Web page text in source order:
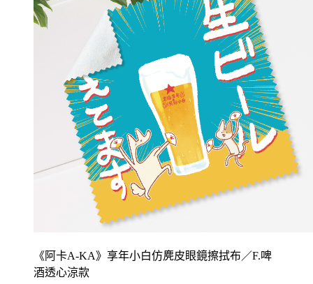
《阿卡A-KA》享年小白仿麂皮眼鏡擦拭布／F.啤
酒透心涼款